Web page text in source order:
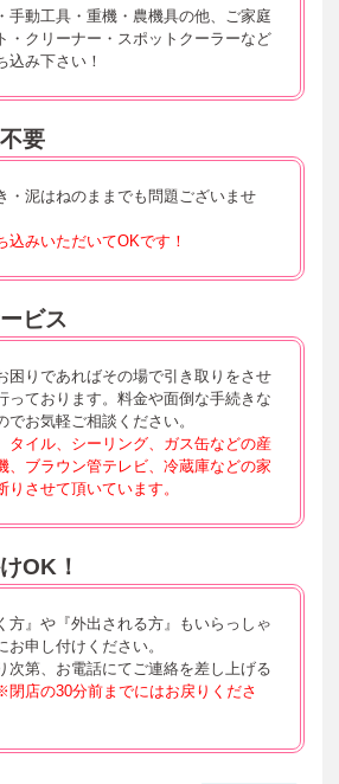
手動工具・重機・農機具の他、ご家庭
・クリーナー・スポットクーラーなど
込み下さい！
要
・泥はねのままでも問題ございませ
込みいただいてOKです！
ビス
困りであればその場で引き取りをさせ
っております。料金や面倒な手続きな
でお気軽ご相談ください。
タイル、シーリング、ガス缶などの産
、ブラウン管テレビ、冷蔵庫などの家
りさせて頂いています。
OK！
方』や『外出される方』もいらっしゃ
申し付けください。
次第、お電話にてご連絡を差し上げる
閉店の30分前までにはお戻りくださ